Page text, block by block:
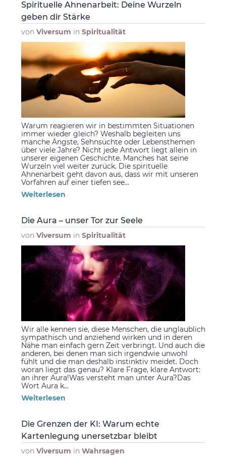
Spirituelle Ahnenarbeit: Deine Wurzeln
geben dir Stärke
von Viversum in Spiritualität
Warum reagieren wir in bestimmten Situationen
immer wieder gleich? Weshalb begleiten uns
manche Ängste, Sehnsüchte oder Lebensthemen
über viele Jahre? Nicht jede Antwort liegt allein in
unserer eigenen Geschichte. Manches hat seine
Wurzeln viel weiter zurück. Die spirituelle
Ahnenarbeit geht davon aus, dass wir mit unseren
Vorfahren auf einer tiefen see...
Weiterlesen
Die Aura – unser Tor zur Seele
von Viversum in Spiritualität
Wir alle kennen sie, diese Menschen, die unglaublich
sympathisch und anziehend wirken und in deren
Nähe man einfach gern Zeit verbringt. Und auch die
anderen, bei denen man sich irgendwie unwohl
fühlt und die man deshalb instinktiv meidet. Doch
woran liegt das genau? Klare Frage, klare Antwort:
an ihrer Aura!Was versteht man unter Aura?Das
Wort Aura k...
Weiterlesen
Die Grenzen der KI: Warum echte
Kartenlegung unersetzbar bleibt
von Viversum in Wahrsagen